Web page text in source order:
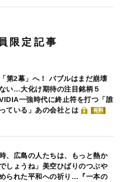
限定記事
第2幕」へ！ バブルはまだ崩壊
い…大化け期待の注目銘柄５
一強時代に終止符を打つ「誰
ている」あの会社とは
有料
時、広島の人たちは、もっと熱か
しょうね」美空ひばりのつぶや
られた平和への祈り…『一本の